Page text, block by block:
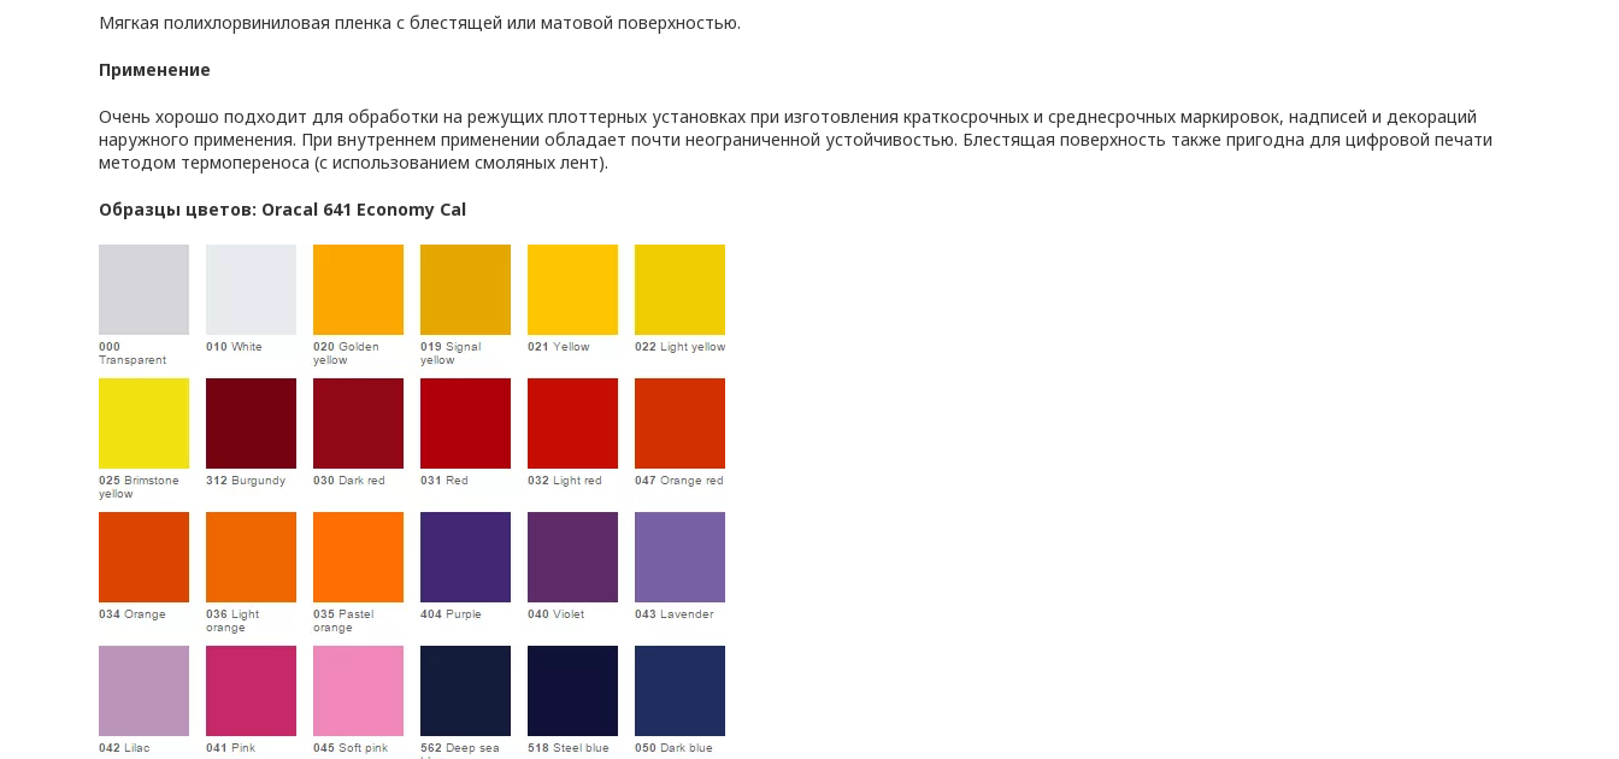
Мягкая полихлорвиниловая пленка с блестящей или матовой поверхностью.
Применение
Очень хорошо подходит для обработки на режущих плоттерных установках при изготовления краткосрочных и среднесрочных маркировок, надписей и декораций
наружного применения. При внутреннем применении обладает почти неограниченной устойчивостью. Блестящая поверхность также пригодна для цифровой печати
методом термопереноса (с использованием смоляных лент).
Образцы цветов: Oracal 641 Economy Cal